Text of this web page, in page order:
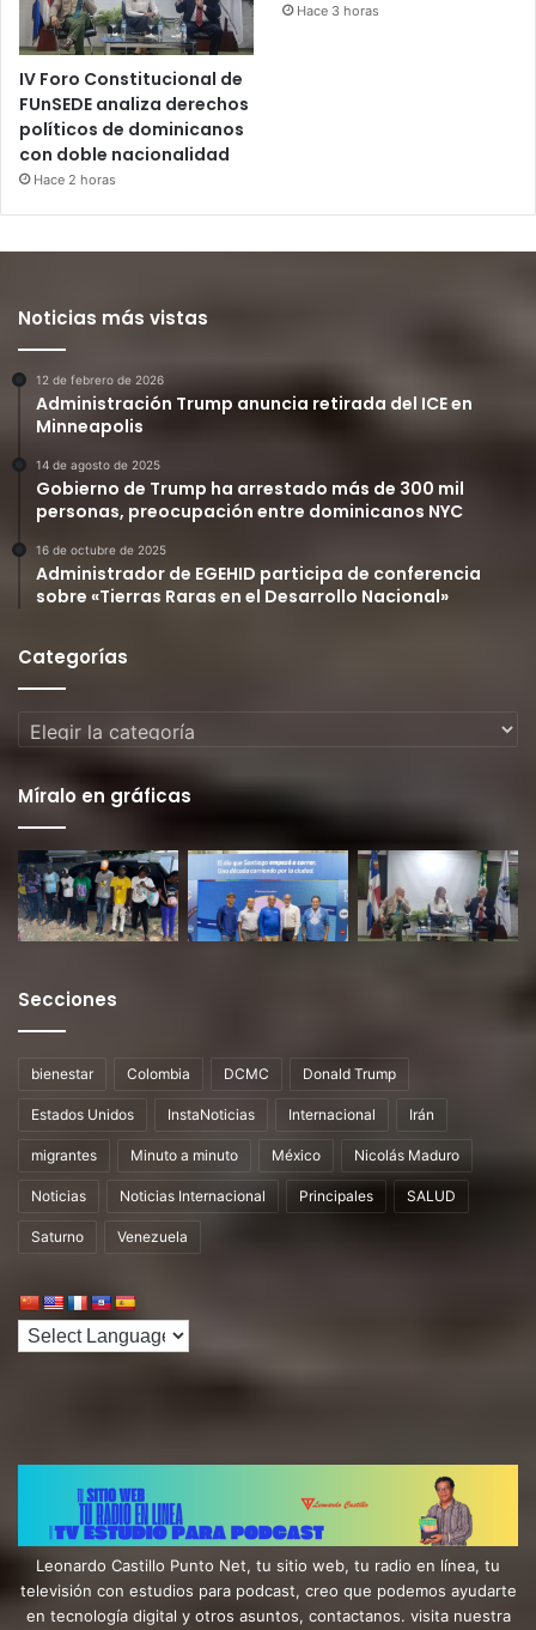
IV Foro Constitucional de
FUnSEDE analiza derechos
políticos de dominicanos
con doble nacionalidad
Hace 2 horas
Hace 3 horas
Noticias más vistas
12 de febrero de 2026
Administración Trump anuncia retirada del ICE en
Minneapolis
14 de agosto de 2025
Gobierno de Trump ha arrestado más de 300 mil
personas, preocupación entre dominicanos NYC
16 de octubre de 2025
Administrador de EGEHID participa de conferencia
sobre «Tierras Raras en el Desarrollo Nacional»
Categorías
Categorías
Míralo en gráficas
Secciones
bienestar Colombia DCMC Donald Trump
Estados Unidos InstaNoticias Internacional Irán
migrantes Minuto a minuto México Nicolás Maduro
Noticias Noticias Internacional Principales SALUD
Saturno Venezuela
Leonardo Castillo Punto Net, tu sitio web, tu radio en línea, tu
televisión con estudios para podcast, creo que podemos ayudarte
en tecnología digital y otros asuntos, contactanos. visita nuestra